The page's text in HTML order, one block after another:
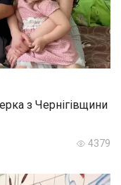
з Чернігівщини
4379